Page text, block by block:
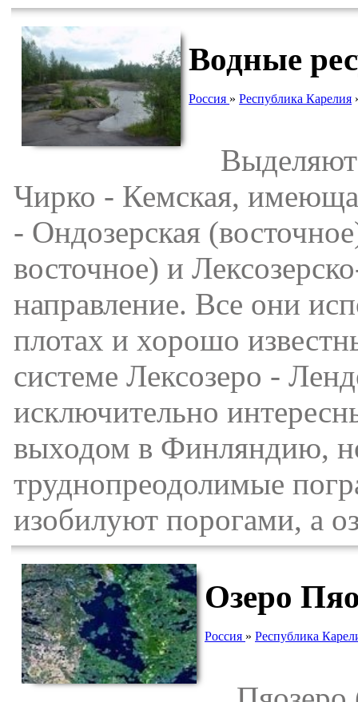
Водные
Россия »Республика Карелия
Чирко - Кемская,
- Ондозерская
восточное) и
направление. Все они
плотах и хорошо
системе Лексозеро -
исключительно
выходом в Финляндию,
труднопреодолимые
изобилуют порогами, а
Озеро
Россия » Республика